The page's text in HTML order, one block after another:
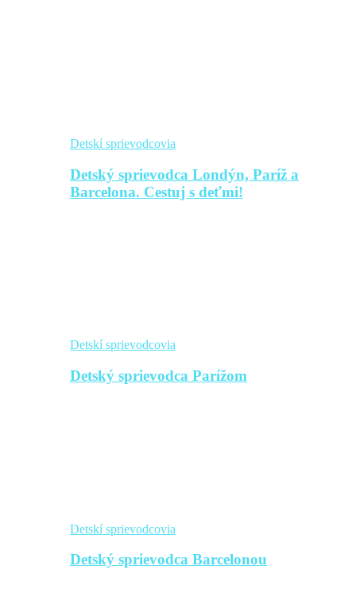
Detskí sprievodcovia
Detský sprievodca Londýn, Paríž a
Barcelona. Cestuj s deťmi!
Detskí sprievodcovia
Detský sprievodca Parížom
Detskí sprievodcovia
Detský sprievodca Barcelonou